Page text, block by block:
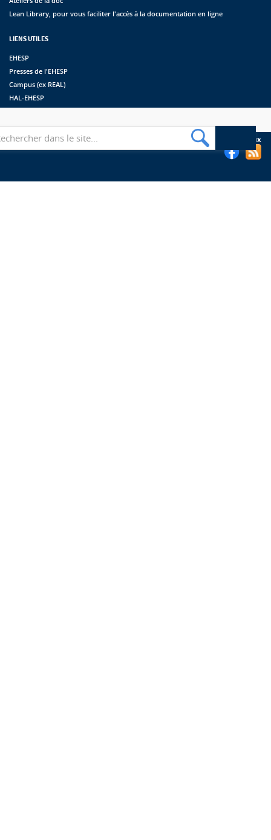
Lean Library, pour vous faciliter l'accès à la documentation en ligne
LIENS UTILES
EHESP
Presses de l'EHESP
Campus (ex REAL)
HAL-EHESP
Suivez les bibliothèques de l'EHESP sur les réseaux sociaux